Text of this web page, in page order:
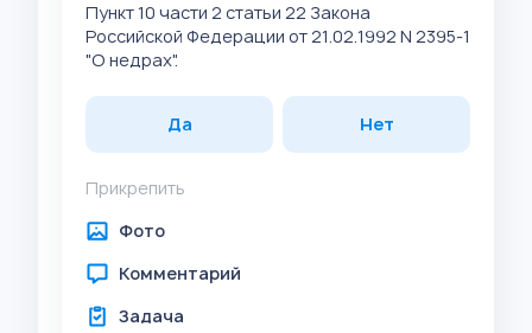
Пункт 10 части 2 статьи 22 Закона
Российской Федерации от 21.02.1992 N 2395-1
"О недрах".
Да Нет
Прикрепить
Фото
Комментарий
Задача